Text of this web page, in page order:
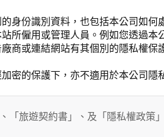
身份識別資料，也包括本公司如
所僱用或管理人員。例如您透過
商或連結網站有其個別的隱私權
密的保護下，亦不適用於本公司隱
其範圍如下：
「旅遊契約書」、及「隱私權政策